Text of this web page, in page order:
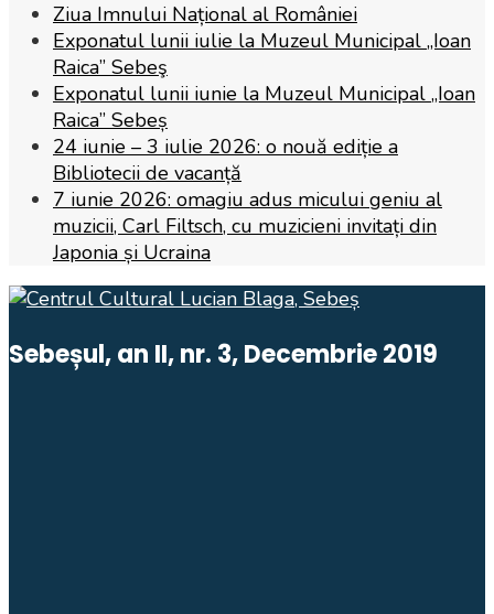
Ziua Imnului Național al României
Exponatul lunii iulie la Muzeul Municipal „Ioan
Raica” Sebeş
Exponatul lunii iunie la Muzeul Municipal „Ioan
Raica” Sebeș
24 iunie – 3 iulie 2026: o nouă ediție a
Bibliotecii de vacanță
7 iunie 2026: omagiu adus micului geniu al
muzicii, Carl Filtsch, cu muzicieni invitați din
Japonia și Ucraina
Sebeșul, an II, nr. 3, Decembrie 2019